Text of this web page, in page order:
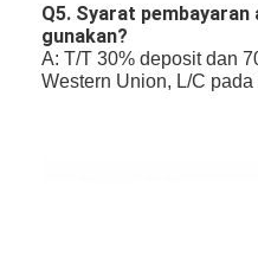
Q5. Syarat pembayaran
gunakan?
A: T/T 30% deposit dan
Western Union, L/C pada